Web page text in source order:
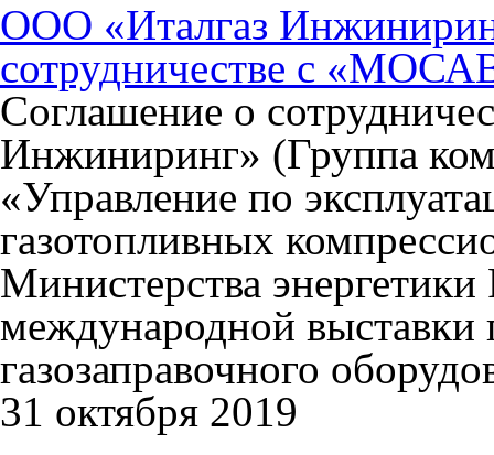
ООО «Италгаз
сотрудничестве с
Соглашение о
Инжиниринг» (Группа
«Управление по
газотопливных
Министерства
международной выставки
газозаправочного
31 октября 2019